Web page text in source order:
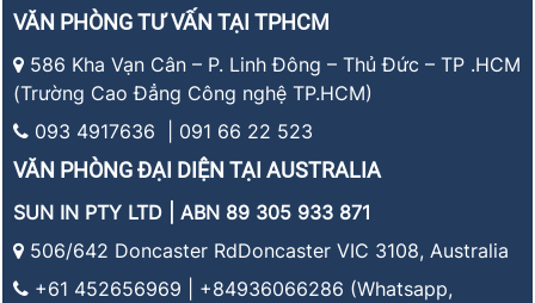
VĂN PHÒNG TƯ VẤN TẠI TPHCM
586 Kha Vạn Cân – P. Linh Đông – Thủ Đức – TP .HCM
(Trường Cao Đẳng Công nghệ TP.HCM)
093 4917636 | 091 66 22 523
VĂN PHÒNG ĐẠI DIỆN TẠI AUSTRALIA
SUN IN PTY LTD | ABN 89 305 933 871
506/642 Doncaster RdDoncaster VIC 3108, Australia
+61 452656969 | +84936066286 (Whatsapp,